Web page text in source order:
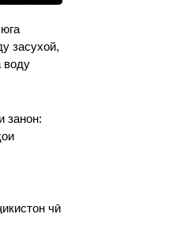
засухой,
воду
занон:
чӣ